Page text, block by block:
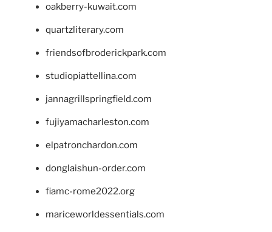
oakberry-kuwait.com
quartzliterary.com
friendsofbroderickpark.com
studiopiattellina.com
jannagrillspringfield.com
fujiyamacharleston.com
elpatronchardon.com
donglaishun-order.com
fiamc-rome2022.org
mariceworldessentials.com